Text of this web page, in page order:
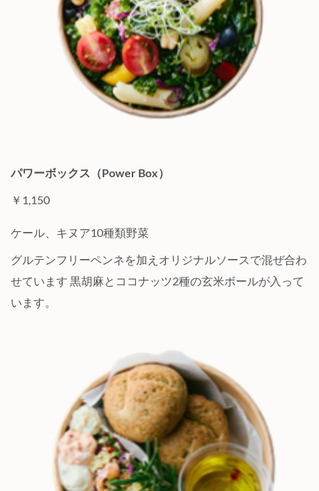
パワーボックス（Power Box）
￥1,150
ケール、キヌア10種類野菜
グルテンフリーペンネを加えオリジナルソースで混ぜ合わ
せています 黒胡麻とココナッツ2種の玄米ボールが入って
います。